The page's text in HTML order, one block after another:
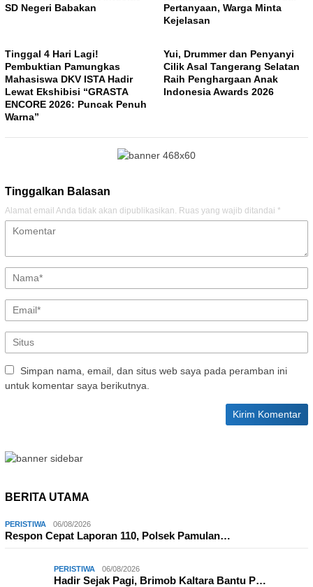
SD Negeri Babakan
Pertanyaan, Warga Minta
Kejelasan
Tinggal 4 Hari Lagi!
Pembuktian Pamungkas
Mahasiswa DKV ISTA Hadir
Lewat Ekshibisi “GRASTA
ENCORE 2026: Puncak Penuh
Warna”
Yui, Drummer dan Penyanyi
Cilik Asal Tangerang Selatan
Raih Penghargaan Anak
Indonesia Awards 2026
Tinggalkan Balasan
Alamat email Anda tidak akan dipublikasikan. Ruas yang wajib ditandai *
Simpan nama, email, dan situs web saya pada peramban ini
untuk komentar saya berikutnya.
BERITA UTAMA
PERISTIWA 06/08/2026
Respon Cepat Laporan 110, Polsek Pamulan…
PERISTIWA 06/08/2026
Hadir Sejak Pagi, Brimob Kaltara Bantu P…